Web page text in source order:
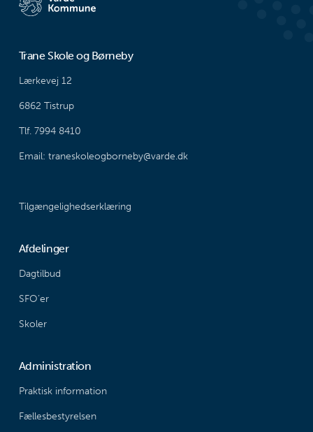
Trane Skole og Børneby
Lærkevej 12
6862 Tistrup
Tlf. 7994 8410
Email: traneskoleogborneby@varde.dk
Tilgængelighedserklæring
Afdelinger
Dagtilbud
SFO’er
Skoler
Administration
Praktisk information
Fællesbestyrelsen